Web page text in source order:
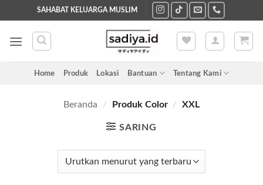
to
content
SAHABAT KELUARGA MUSLIM
Home Produk Lokasi Bantuan Tentang Kami
Beranda / Produk Color / XXL
SARING